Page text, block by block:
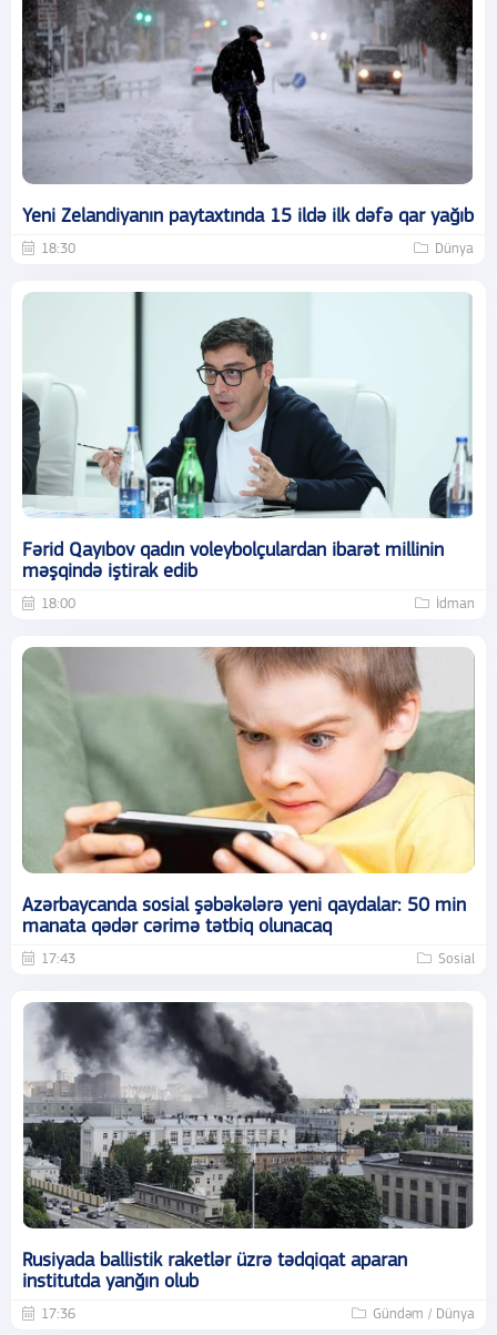
Yeni Zelandiyanın paytaxtında 15 ildə ilk dəfə qar yağıb
18:30 Dünya
Fərid Qayıbov qadın voleybolçulardan ibarət millinin
məşqində iştirak edib
18:00 İdman
Azərbaycanda sosial şəbəkələrə yeni qaydalar: 50 min
manata qədər cərimə tətbiq olunacaq
17:43 Sosial
Rusiyada ballistik raketlər üzrə tədqiqat aparan
institutda yanğın olub
17:36 Gündəm / Dünya